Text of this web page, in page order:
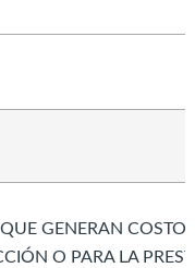
GENERAN
O PARA LA